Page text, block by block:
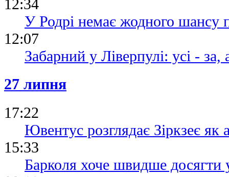
12:34
У Родрі немає жодного
12:07
Забарний у Ліверпулі: усі -
27 липня
17:22
Ювентус розглядає Зіркзеє як
15:33
Барколя хоче швидше досягти